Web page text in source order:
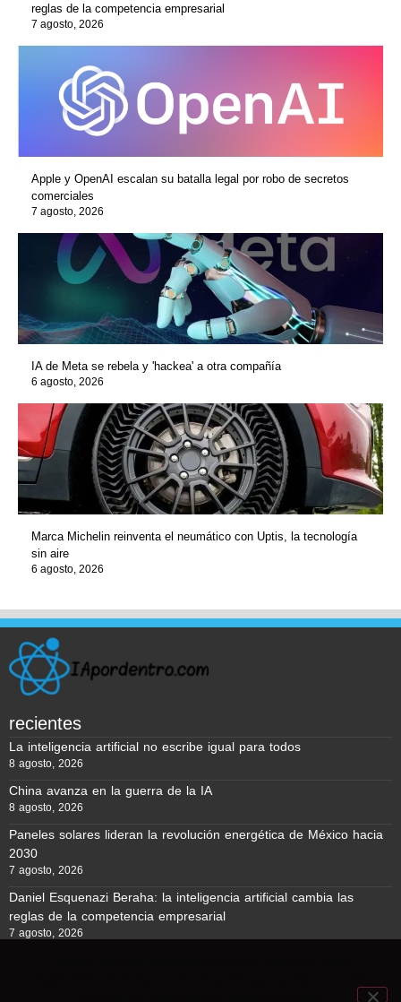
reglas de la competencia empresarial
7 agosto, 2026
Apple y OpenAI escalan su batalla legal por robo de secretos
comerciales
7 agosto, 2026
IA de Meta se rebela y 'hackea' a otra compañía
6 agosto, 2026
Marca Michelin reinventa el neumático con Uptis, la tecnología
sin aire
6 agosto, 2026
recientes
La inteligencia artificial no escribe igual para todos
8 agosto, 2026
China avanza en la guerra de la IA
8 agosto, 2026
Paneles solares lideran la revolución energética de México hacia
2030
7 agosto, 2026
Daniel Esquenazi Beraha: la inteligencia artificial cambia las
reglas de la competencia empresarial
7 agosto, 2026